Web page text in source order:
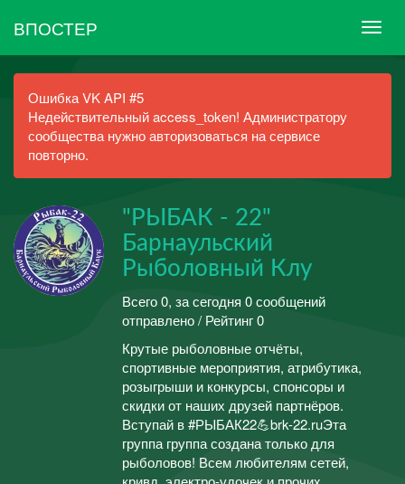
ВПОСТЕР
Ошибка VK API #5
Недействительный access_token! Администратору
сообщества нужно авторизоваться на сервисе
повторно.
"РЫБАК - 22"
Барнаульский
Рыболовный Клу
Всего 0, за сегодня 0 сообщений
отправлено / Рейтинг 0
Крутые рыболовные отчёты,
спортивные мероприятия, атрибутика,
розыгрыши и конкурсы, спонсоры и
скидки от наших друзей партнёров.
Вступай в #РЫБАК22💪brk-22.ruЭта
группа группа создана только для
рыболовов! Всем любителям сетей,